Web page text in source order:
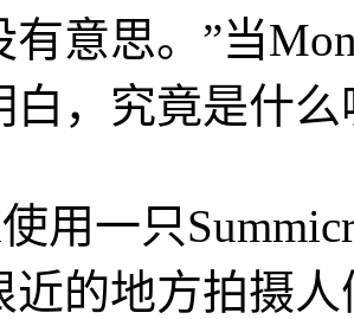
有意思。”当
白，究竟是什
用一只
近的地方拍摄人